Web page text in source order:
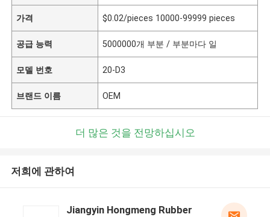
가격 $0.02/pieces 10000-99999 pieces
공급 능력 5000000개 부분 / 부분마다 일
모델 번호 20-D3
브랜드 이름 OEM
더 많은 것을 전망하십시오
저희에 관하여
Jiangyin Hongmeng Rubber